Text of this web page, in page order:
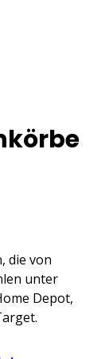
die von
unter
Depot,